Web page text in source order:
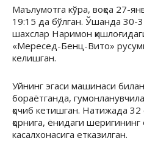
Маълумотга кўра, воқеа 27-
19:15 да бўлган. Ўшанда 30-
шахслар Наримон
«Мересед-Бенц-Вито»
келишган.
Уйнинг эгаси машинаси билан
бораётганда,
қочиб кетишган. Натижада
қорнига, ёнидаги шеригининг
касалхонасига етказилган.